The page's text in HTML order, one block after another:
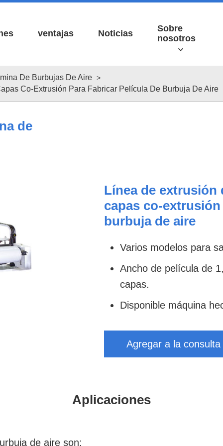
ventajas Noticias
Sobre
nosotros
De Burbujas De Aire
Co-Extrusión Para Fabricar Película De Burbuja De Aire
de
Línea de extrusión
capas co-
burbuja de aire
Varios modelos para
Ancho de película de
capas.
Disponible máquina
Agregar a la consulta
Aplicaciones
de aire son: